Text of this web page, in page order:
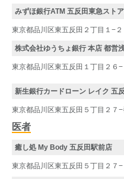
みずほ銀行ATM 五反田東急スト
東京都品川区東五反田２丁目１−２
株式会社ゆうちょ銀行 本店 都営
東京都品川区東五反田１丁目２６−
新生銀行カードローン レイク 五
東京都品川区東五反田５丁目２７
医者
癒し処 My Body 五反田駅前店
東京都品川区東五反田５丁目２７−